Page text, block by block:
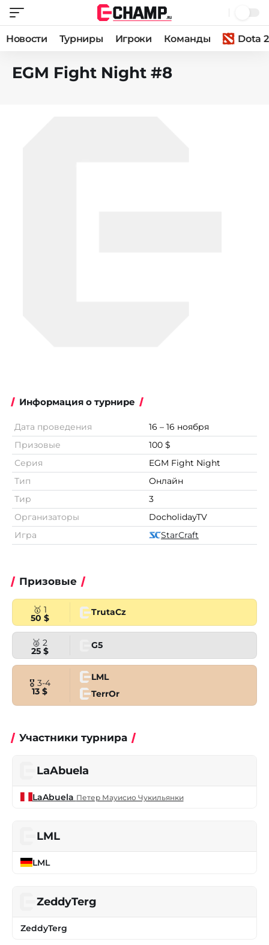
Новости Турниры Игроки Команды Dota 2
EGM Fight Night #8
Информация о турнире
Дата проведения
16 – 16 ноября
Призовые
100 $
Серия
EGM Fight Night
Тип
Онлайн
Тир
3
Организаторы
DocholidayTV
Игра
StarCraft
Призовые
🥇 1
50 $
TrutaCz
🥈 2
25 $
G5
🎖 3-4
13 $
LML
TerrOr
Участники турнира
LaAbuela
LaAbuela Петер Мауисио Чукильянки
LML
LML
ZeddyTerg
ZeddyTerg